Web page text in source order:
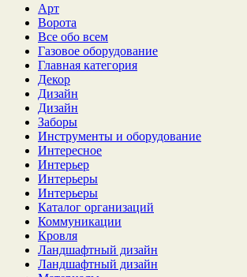
Арт
Ворота
Все обо всем
Газовое оборудование
Главная категория
Декор
Дизайн
Дизайн
Заборы
Инструменты и оборудование
Интересное
Интерьер
Интерьеры
Интерьеры
Каталог организаций
Коммуникации
Кровля
Ландшафтный дизайн
Ландшафтный дизайн